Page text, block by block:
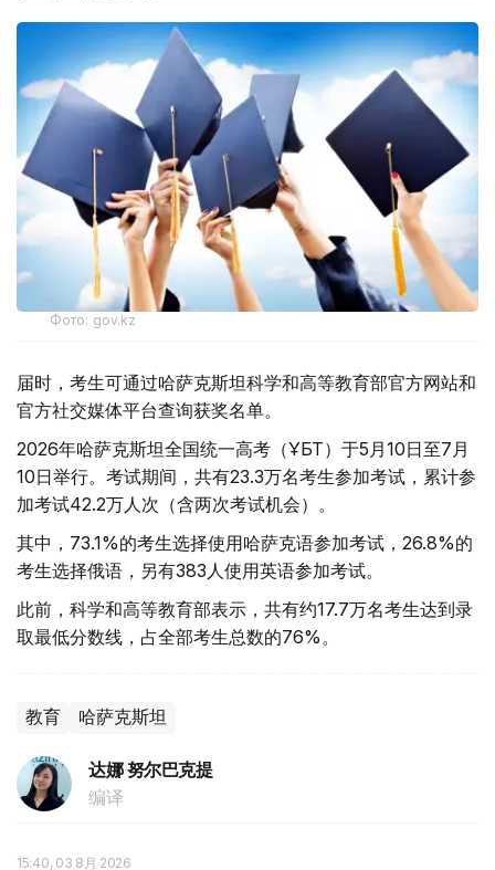
Фото: gov.kz
届时，考生可通过哈萨克斯坦科学和高等教育部官方网站和
官方社交媒体平台查询获奖名单。
2026年哈萨克斯坦全国统一高考（ҰБТ）于5月10日至7月
10日举行。考试期间，共有23.3万名考生参加考试，累计参
加考试42.2万人次（含两次考试机会）。
其中，73.1%的考生选择使用哈萨克语参加考试，26.8%的
考生选择俄语，另有383人使用英语参加考试。
此前，科学和高等教育部表示，共有约17.7万名考生达到录
取最低分数线，占全部考生总数的76%。
教育 哈萨克斯坦
达娜 努尔巴克提
编译
15:40, 03 8月 2026